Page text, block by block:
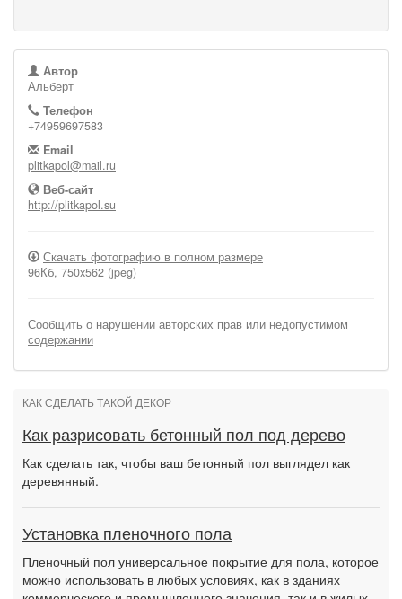
Автор
Альберт
Телефон
+74959697583
Email
plitkapol@mail.ru
Веб-сайт
http://plitkapol.su
Скачать фотографию в полном размере
96Кб, 750x562 (jpeg)
Сообщить о нарушении авторских прав или недопустимом
содержании
КАК СДЕЛАТЬ ТАКОЙ ДЕКОР
Как разрисовать бетонный пол под дерево
Как сделать так, чтобы ваш бетонный пол выглядел как
деревянный.
Установка пленочного пола
Пленочный пол универсальное покрытие для пола, которое
можно использовать в любых условиях, как в зданиях